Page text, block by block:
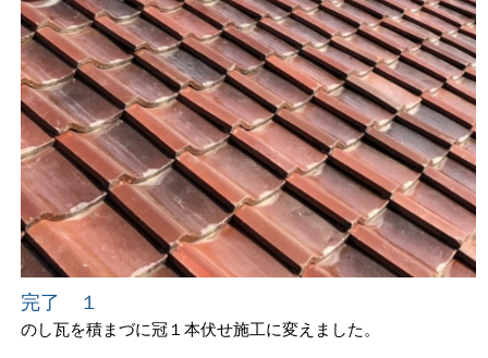
完了 １
のし瓦を積まづに冠１本伏せ施工に変えました。